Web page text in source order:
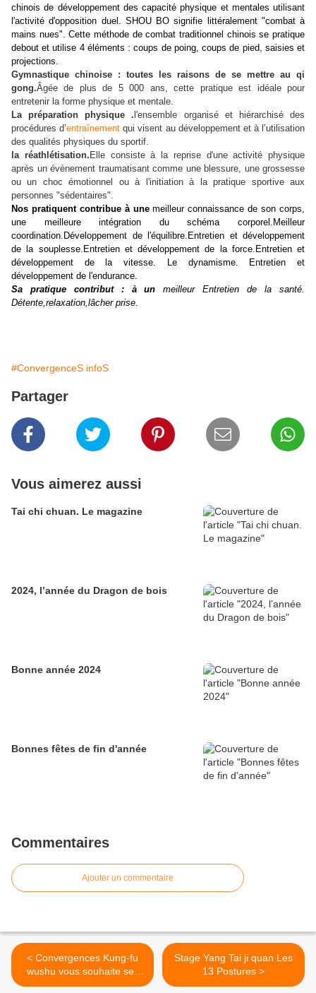
chinois de développement des capacité physique et mentales utilisant
l'activité d'opposition duel. SHOU BO signifie littéralement "combat à
mains nues". Cette méthode de combat traditionnel chinois se pratique
debout et utilise 4 éléments : coups de poing, coups de pied, saisies et
projections.
Gymnastique chinoise : toutes les raisons de se mettre au qi
gong.Âgée de plus de 5 000 ans, cette pratique est idéale pour
entretenir la forme physique et mentale.
La préparation physique .l'ensemble organisé et hiérarchisé des
procédures d’entraînement qui visent au développement et à l’utilisation
des qualités physiques du sportif.
la réathlétisation.Elle consiste à la reprise d'une activité physique
après un évènement traumatisant comme une blessure, une grossesse
ou un choc émotionnel ou à l'initiation à la pratique sportive aux
personnes "sédentaires".
Nos pratiquent contribue à unemeilleur connaissance de son corps,
une meilleure intégration du schéma corporel.Meilleur
coordination.Développement de l'équilibre.Entretien et développement
de la souplesse.Entretien et développement de la force.Entretien et
développement de la vitesse. Le dynamisme. Entretien et
développement de l'endurance.
Sa pratique contribut : à unmeilleur Entretien de la santé.
Détente,relaxation,lâcher prise.
#ConvergenceS infoS
Partager
Vous aimerez aussi
Tai chi chuan. Le magazine
2024, l’année du Dragon de bois
Bonne année 2024
Bonnes fêtes de fin d'année
Commentaires
Ajouter un commentaire
< Convergences Kung-fu
wushu vous souhaite ses
meilleurs voeux 2017
Stage Yang Tai ji quan Les
13 Postures >